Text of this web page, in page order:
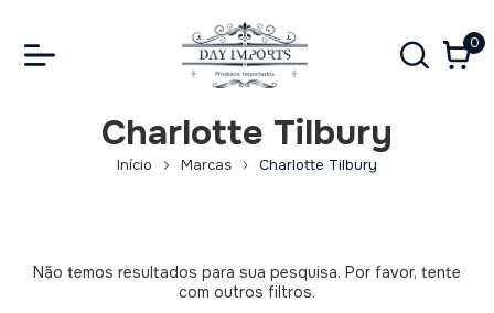
0
Charlotte Tilbury
Início Marcas Charlotte Tilbury
Não temos resultados para sua pesquisa. Por favor, tente
com outros filtros.